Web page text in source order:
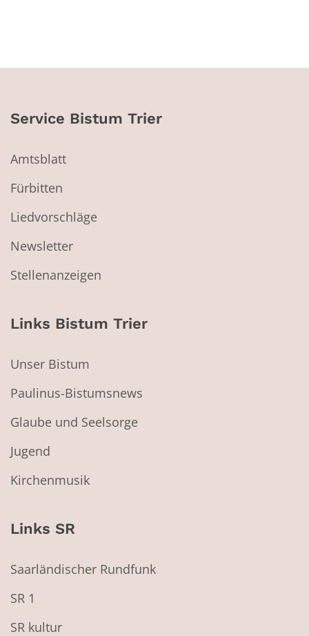
Service Bistum Trier
Amtsblatt
Fürbitten
Liedvorschläge
Newsletter
Stellenanzeigen
Links Bistum Trier
Unser Bistum
Paulinus-Bistumsnews
Glaube und Seelsorge
Jugend
Kirchenmusik
Links SR
Saarländischer Rundfunk
SR 1
SR kultur